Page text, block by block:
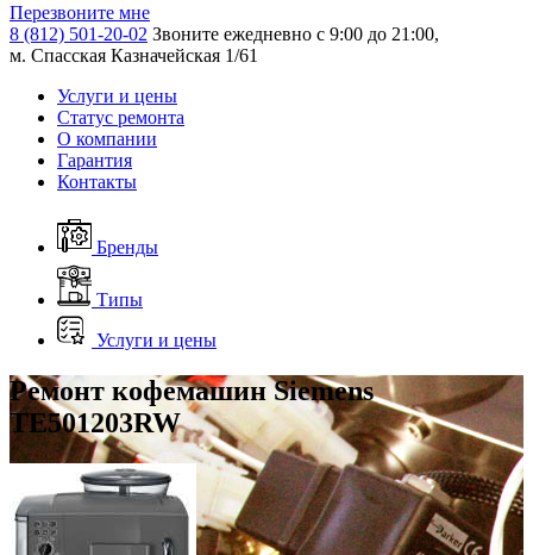
Перезвоните мне
8 (812) 501-20-02 Звоните ежедневно с 9:00 до 21:00,
м. Спасская Казначейская 1/61
Услуги и цены
Статус ремонта
О компании
Гарантия
Контакты
Бренды
Типы
Услуги и цены
Ремонт кофемашин Siemens
TE501203RW